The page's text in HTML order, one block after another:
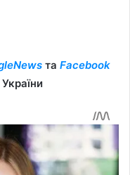
та Facebook